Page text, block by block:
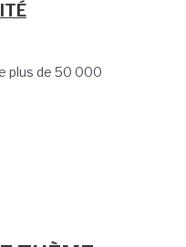
plus de 50 000